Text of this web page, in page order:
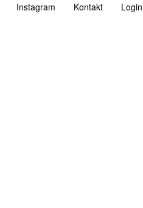
Instagram Kontakt Login